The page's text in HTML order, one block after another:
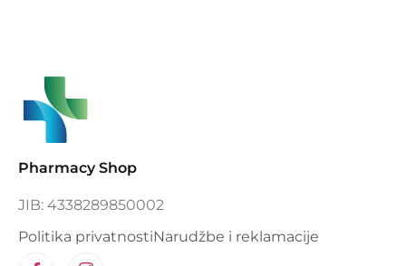
Pharmacy Shop
JIB: 4338289850002
Politika privatnostiNarudžbe i reklamacije